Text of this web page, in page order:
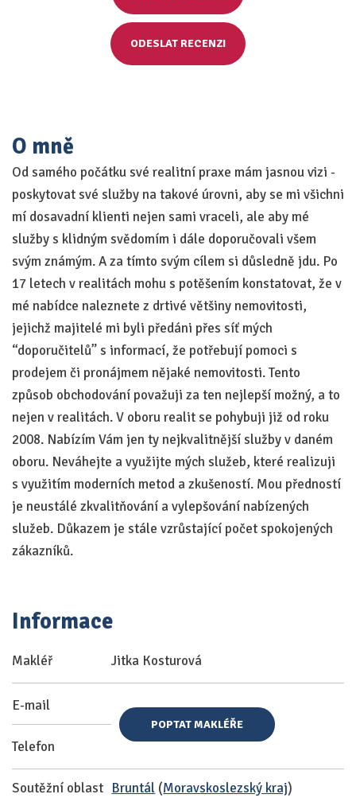
ODESLAT RECENZI
O mně
Od samého počátku své realitní praxe mám jasnou vizi -
poskytovat své služby na takové úrovni, aby se mi všichni
mí dosavadní klienti nejen sami vraceli, ale aby mé
služby s klidným svědomím i dále doporučovali všem
svým známým. A za tímto svým cílem si důsledně jdu. Po
17 letech v realitách mohu s potěšením konstatovat, že v
mé nabídce naleznete z drtivé většiny nemovitosti,
jejichž majitelé mi byli předáni přes síť mých
“doporučitelů” s informací, že potřebují pomoci s
prodejem či pronájmem nějaké nemovitosti. Tento
způsob obchodování považuji za ten nejlepší možný, a to
nejen v realitách. V oboru realit se pohybuji již od roku
2008. Nabízím Vám jen ty nejkvalitnější služby v daném
oboru. Neváhejte a využijte mých služeb, které realizuji
s využitím moderních metod a zkušeností. Mou předností
je neustálé zkvalitňování a vylepšování nabízených
služeb. Důkazem je stále vzrůstající počet spokojených
zákazníků.
Informace
Makléř Jitka Kosturová
E-mail
Telefon
POPTAT MAKLÉŘE
Soutěžní oblast Bruntál (Moravskoslezský kraj)